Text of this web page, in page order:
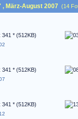
März-August 2007 (14
12